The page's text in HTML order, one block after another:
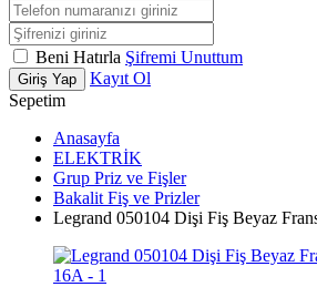
Beni Hatırla Şifremi Unuttum
Giriş Yap
Kayıt Ol
Sepetim
Anasayfa
ELEKTRİK
Grup Priz ve Fişler
Bakalit Fiş ve Prizler
Legrand 050104 Dişi Fiş Beyaz